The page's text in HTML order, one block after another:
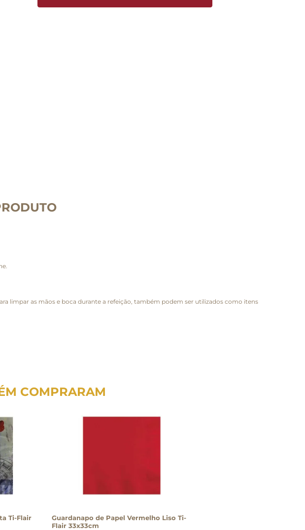
limpar as mãos e boca durante a refeição, também podem ser utilizados como itens
COMPRARAM
Ti-Flair
Guardanapo de Papel Vermelho Liso Ti-
Flair 33x33cm